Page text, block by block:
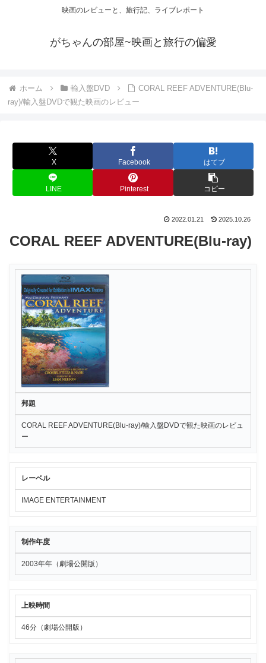
映画のレビューと、旅行記、ライブレポート
がちゃんの部屋~映画と旅行の偏愛
ホーム 輸入盤DVD
CORAL REEF ADVENTURE(Blu-
ray)/輸入盤DVDで観た映画のレビュー
X Facebook はてブ
LINE Pinterest コピー
2022.01.21 2025.10.26
CORAL REEF ADVENTURE(Blu-ray)
邦題
CORAL REEF ADVENTURE(Blu-ray)/輸入盤DVDで観た映画のレビュ
ー
レーベル
IMAGE ENTERTAINMENT
制作年度
2003年年（劇場公開版）
上映時間
46分（劇場公開版）